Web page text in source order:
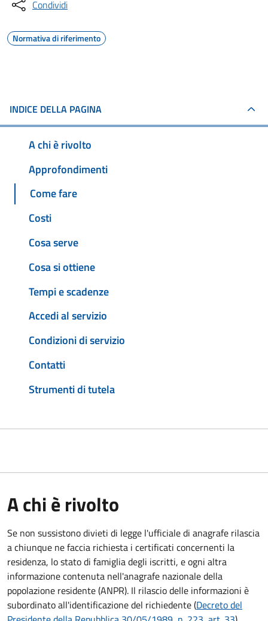
Condividi
Normativa di riferimento
INDICE DELLA PAGINA
A chi è rivolto
Approfondimenti
Come fare
Costi
Cosa serve
Cosa si ottiene
Tempi e scadenze
Accedi al servizio
Condizioni di servizio
Contatti
Strumenti di tutela
A chi è rivolto
Se non sussistono divieti di legge l'ufficiale di anagrafe rilascia
a chiunque ne faccia richiesta i certificati concernenti la
residenza, lo stato di famiglia degli iscritti, e ogni altra
informazione contenuta nell'anagrafe nazionale della
popolazione residente (ANPR). Il rilascio delle informazioni è
subordinato all'identificazione del richiedente (Decreto del